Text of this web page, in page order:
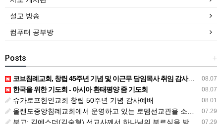
설교 방송
컴푸터 공부방
+
Posts
08.07
코브침례교회, 창립 45주년 기념 및 이근무 담임목사 취임 감사예배 드려
08.07
한국을 위한 기도회 - 아시아 환태평양 줌 기도회
08.01
슈가로프한인교회 창립 50주년 기념 감사예배
07.29
올랜도중앙침례교회에서 운영하고 있는 로뎀선교관을 소개해 드립니다
07.29
부고: 김에스더(김숙형) 선교사께서 하나님의 부르심을 받았습니다.